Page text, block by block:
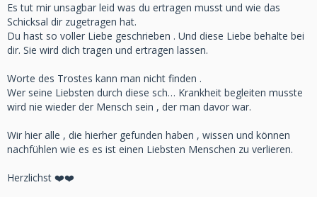
Es tut mir unsagbar leid was du ertragen musst und wie das
Schicksal dir zugetragen hat.
Du hast so voller Liebe geschrieben . Und diese Liebe behalte bei
dir. Sie wird dich tragen und ertragen lassen.
Worte des Trostes kann man nicht finden .
Wer seine Liebsten durch diese sch… Krankheit begleiten musste
wird nie wieder der Mensch sein , der man davor war.
Wir hier alle , die hierher gefunden haben , wissen und können
nachfühlen wie es es ist einen Liebsten Menschen zu verlieren.
Herzlichst ❤️❤️